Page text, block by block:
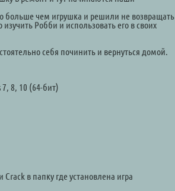
больше чем игрушка и решили не возвращать
Робби и использовать его в своих
себя починить и вернуться домой.
8, 10 (64-бит)
в папку где установлена игра